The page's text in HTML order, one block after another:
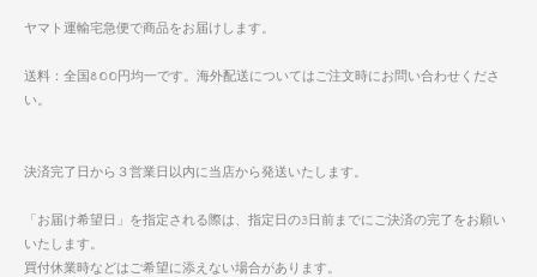
ヤマト運輸宅急便で商品をお届けします。
送料：全国800円均一です。海外配送についてはご注文時にお問い合わせくださ
い。
決済完了日から３営業日以内に当店から発送いたします。
「お届け希望日」を指定される際は、指定日の3日前までにご決済の完了をお願い
いたします。
買付休業時などはご希望に添えない場合があります。